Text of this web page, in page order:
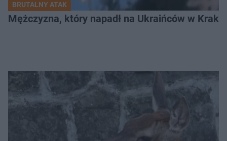
BRUTALNY ATAK
Mężczyzna, który napadł na Ukraińców w